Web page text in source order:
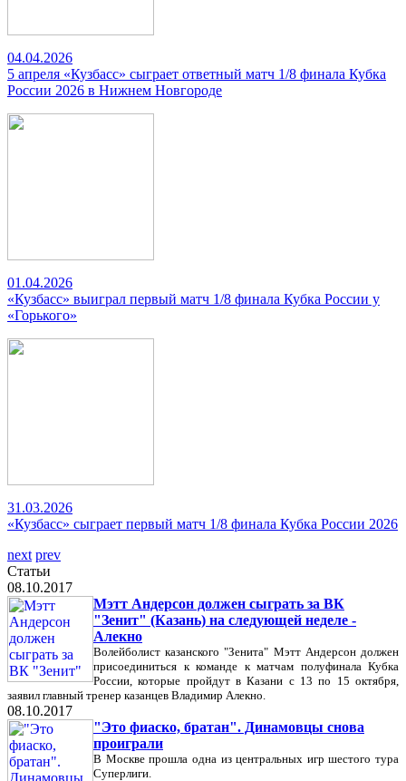
04.04.2026
5 апреля «Кузбасс» сыграет ответный матч 1/8 финала Кубка
России 2026 в Нижнем Новгороде
01.04.2026
«Кузбасс» выиграл первый матч 1/8 финала Кубка России у
«Горького»
31.03.2026
«Кузбасс» сыграет первый матч 1/8 финала Кубка России 2026
next prev
Статьи
08.10.2017
Мэтт Андерсон должен сыграть за ВК
"Зенит" (Казань) на следующей неделе -
Алекно
Волейболист казанского "Зенита" Мэтт Андерсон должен
присоединиться к команде к матчам полуфинала Кубка
России, которые пройдут в Казани с 13 по 15 октября,
заявил главный тренер казанцев Владимир Алекно.
08.10.2017
"Это фиаско, братан". Динамовцы снова
проиграли
В Москве прошла одна из центральных игр шестого тура
Суперлиги.